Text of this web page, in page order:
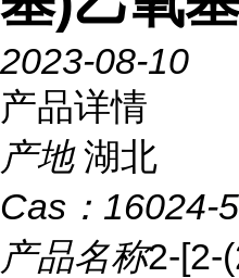
2023-08-10
产品详情
产地 湖北
Cas： 16024-
产品名称2-[2-